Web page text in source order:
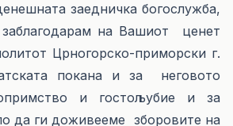
заедничка богослужба,
на Вашиот ценет
Црногорско-приморски г.
покана и за неговото
и гостољубие и за
да ги доживееме зборовите на